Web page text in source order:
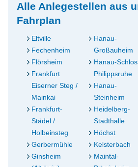
Alle Anlegestellen aus
Fahrplan
Eltville
Fechenheim
Flörsheim
Frankfurt
Eiserner Steg /
Mainkai
Frankfurt-
Städel /
Holbeinsteg
Gerbermühle
Ginsheim
Hanau-
Großauheim
Hanau-
Philippsruhe
Hanau-
Steinheim
Heidelberg-
Stadthalle
Höchst
Kelsterbach
Maintal-